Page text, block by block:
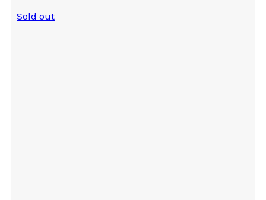
Sold out